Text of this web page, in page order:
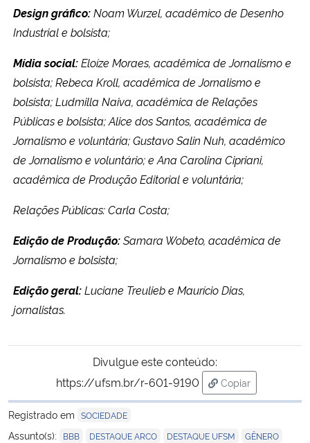
Design gráfico:Noam Wurzel, acadêmico de Desenho
Industrial e bolsista;
Mídia social:Eloíze Moraes, acadêmica de Jornalismo e
bolsista; Rebeca Kroll, acadêmica de Jornalismo e
bolsista; Ludmilla Naiva, acadêmica de Relações
Públicas e bolsista; Alice dos Santos, acadêmica de
Jornalismo e voluntária; Gustavo Salin Nuh, acadêmico
de Jornalismo e voluntário; e Ana Carolina Cipriani,
acadêmica de Produção Editorial e voluntária;
Relações Públicas: Carla Costa;
Edição de Produção:Samara Wobeto, acadêmica de
Jornalismo e bolsista;
Edição geral:Luciane Treulieb e Maurício Dias,
jornalistas.
Divulgue este conteúdo:
https://ufsm.br/r-601-9190
Copiar
para área de
Registrado em SOCIEDADE
Assunto(s): BBB DESTAQUE ARCO DESTAQUE UFSM GÊNERO